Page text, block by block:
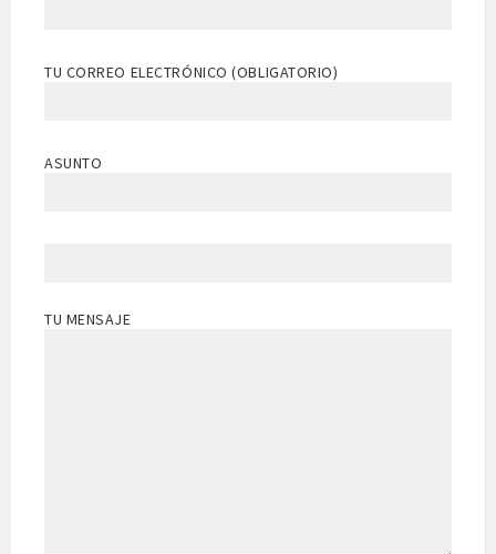
TU CORREO ELECTRÓNICO (OBLIGATORIO)
ASUNTO
TU MENSAJE